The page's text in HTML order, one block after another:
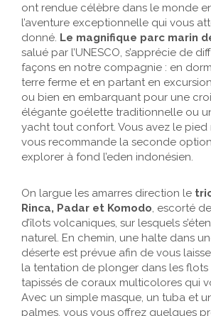
ont rendue célèbre dans le monde
l’aventure exceptionnelle qui vous
donné. Le magnifique parc marin
salué par l’UNESCO, s’apprécie de
façons en notre compagnie : en
terre ferme et en partant en
ou bien en embarquant pour une
élégante goélette traditionnelle ou
yacht tout confort. Vous avez le pied
vous recommande la seconde
explorer à fond l’eden indonésien.
On largue les amarres direction le
Rinca, Padar et Komodo, escorté
d’îlots volcaniques, sur lesquels
naturel. En chemin, une halte dans
déserte est prévue afin de vous
la tentation de plonger dans les flots
tapissés de coraux multicolores qui
Avec un simple masque, un tuba et
palmes, vous vous offrez quelques